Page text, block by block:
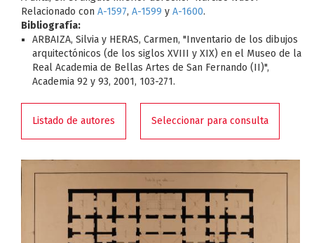
Relacionado con A-1597, A-1599 y A-1600.
Bibliografía:
ARBAIZA, Silvia y HERAS, Carmen, "Inventario de los dibujos
arquitectónicos (de los siglos XVIII y XIX) en el Museo de la
Real Academia de Bellas Artes de San Fernando (II)",
Academia 92 y 93, 2001, 103-271.
Listado de autores Seleccionar para consulta